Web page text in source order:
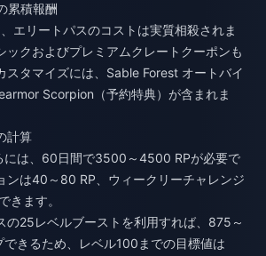
累積報酬
エリートパスのコストは実質相殺されま
ックおよびプレミアムクレートクーポンも
スタマイズには、Sable Forest オートバイ
Scorpion（予約特典）が含まれま
計算
には、60日間で3500～4500 RPが必要で
ンは40～80 RP、ウィークリーチャレンジ
きます。
の25レベルブーストを利用すれば、875～
できるため、レベル100までの目標値は